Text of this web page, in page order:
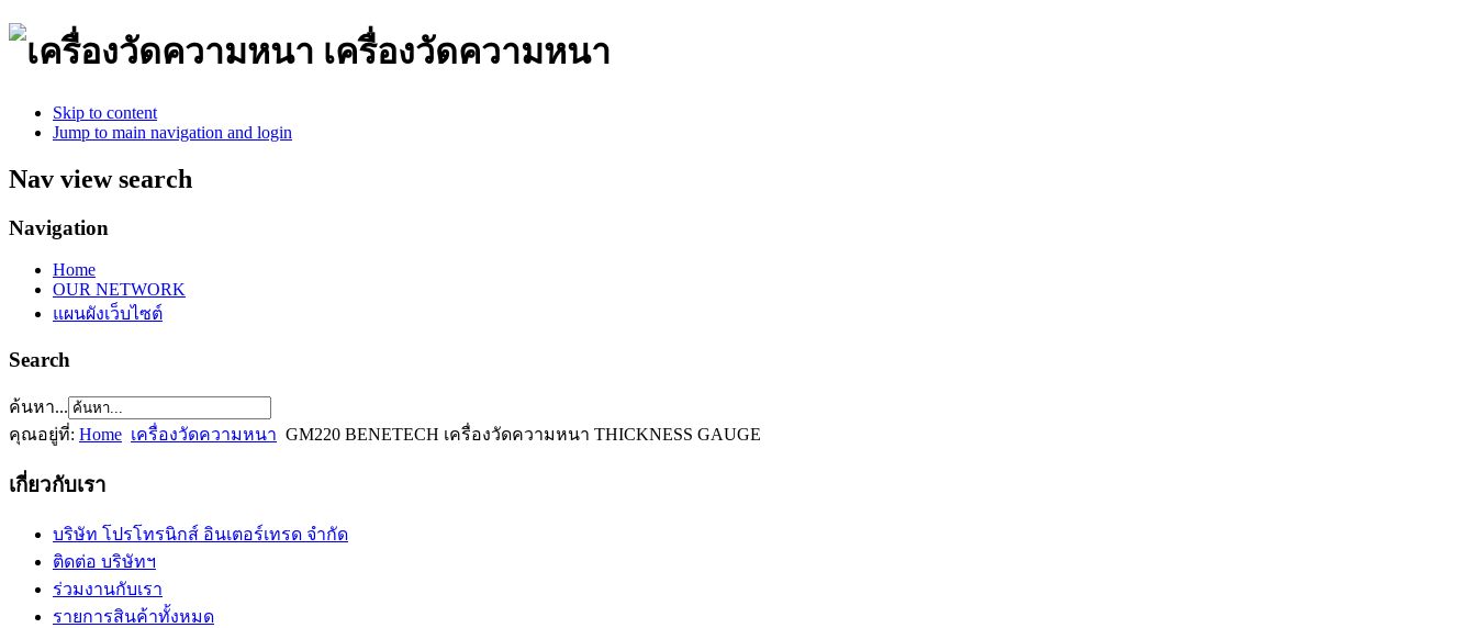
เครื่องวัดความหนา
Skip to content
Jump to main navigation and login
Nav view search
Navigation
Home
OUR NETWORK
แผนผังเว็บไซต์
Search
ค้นหา...
คุณอยู่ที่: Home เครื่องวัดความหนา GM220 BENETECH เครื่องวัดความหนา THICKNESS GAUGE
เกี่ยวกับเรา
บริษัท โปรโทรนิกส์ อินเตอร์เทรด จำกัด
ติดต่อ บริษัทฯ
ร่วมงานกับเรา
รายการสินค้าทั้งหมด